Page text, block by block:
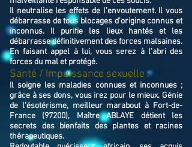
Il neutralise les effets de l’envoutement. Il vous
débarrasse de tous blocages d'origine connus et
inconnus. Il purifie les lieux hantés et les
débarrasse définitivement des forces malsaines.
En faisant appel à lui, vous serez à l'abri des
forces du mal et protégé.
Santé / Impuissance sexuelle :
Il soigne les maladies connues et inconnues ;
grâce à ses dons, vous irez pour le mieux. Génie
de l'ésotérisme, meilleur marabout à Fort-de-
France (97200), Maître ABLAYE détient les
secrets des bienfaits des plantes et racines
thérapeutiques.